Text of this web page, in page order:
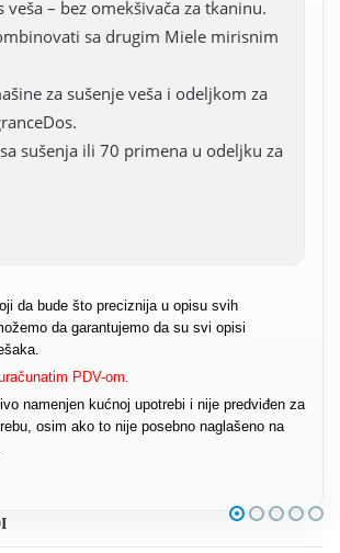
veša – bez omekšivača za tkaninu.
sa drugim Miele mirisnim
za sušenje veša i odeljkom za
sušenja ili 70 primena u odeljku za
da bude što preciznija u opisu svih
da garantujemo da su svi opisi
PDV-om.
namenjen kućnoj upotrebi i nije predviđen za
osim ako to nije posebno naglašeno na